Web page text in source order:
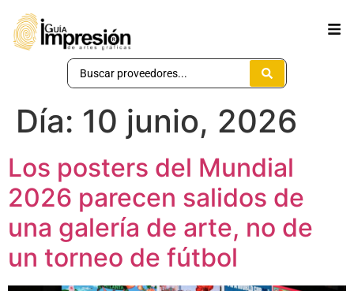
Día: 10 junio, 2026
Los posters del Mundial
2026 parecen salidos de
una galería de arte, no de
un torneo de fútbol